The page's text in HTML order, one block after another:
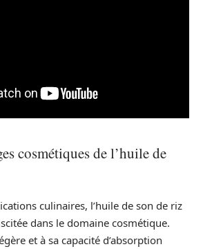
cosmétiques de l’huile de
culinaires, l’huile de son de riz
dans le domaine cosmétique.
et à sa capacité d’absorption